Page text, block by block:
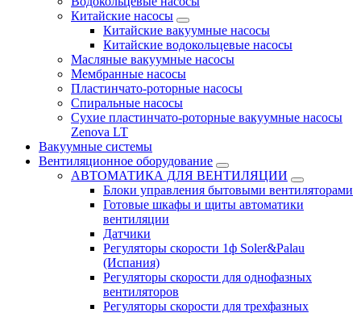
Китайские насосы
Китайские вакуумные насосы
Китайские водокольцевые насосы
Масляные вакуумные насосы
Мембранные насосы
Пластинчато-роторные насосы
Спиральные насосы
Сухие пластинчато-роторные вакуумные насосы
Zenova LT
Вакуумные системы
Вентиляционное оборудование
АВТОМАТИКА ДЛЯ ВЕНТИЛЯЦИИ
Блоки управления бытовыми вентиляторами
Готовые шкафы и щиты автоматики
вентиляции
Датчики
Регуляторы скорости 1ф Soler&Palau
(Испания)
Регуляторы скорости для однофазных
вентиляторов
Регуляторы скорости для трехфазных